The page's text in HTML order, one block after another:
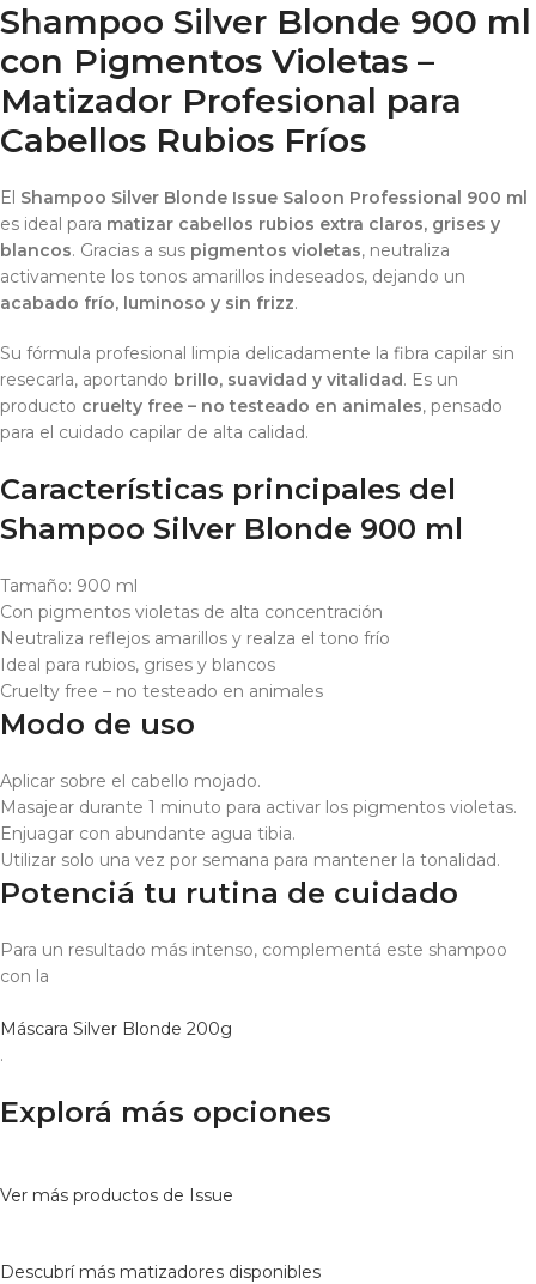
Shampoo Silver Blonde 900 ml
con Pigmentos Violetas –
Matizador Profesional para
Cabellos Rubios Fríos
El Shampoo Silver Blonde Issue Saloon Professional 900 ml
es ideal para matizar cabellos rubios extra claros, grises y
blancos. Gracias a sus pigmentos violetas, neutraliza
activamente los tonos amarillos indeseados, dejando un
acabado frío, luminoso y sin frizz.
Su fórmula profesional limpia delicadamente la fibra capilar sin
resecarla, aportando brillo, suavidad y vitalidad. Es un
producto cruelty free – no testeado en animales, pensado
para el cuidado capilar de alta calidad.
Características principales del
Shampoo Silver Blonde 900 ml
Tamaño: 900 ml
Con pigmentos violetas de alta concentración
Neutraliza reflejos amarillos y realza el tono frío
Ideal para rubios, grises y blancos
Cruelty free – no testeado en animales
Modo de uso
Aplicar sobre el cabello mojado.
Masajear durante 1 minuto para activar los pigmentos violetas.
Enjuagar con abundante agua tibia.
Utilizar solo una vez por semana para mantener la tonalidad.
Potenciá tu rutina de cuidado
Para un resultado más intenso, complementá este shampoo
con la
Máscara Silver Blonde 200g
.
Explorá más opciones
Ver más productos de Issue
Descubrí más matizadores disponibles